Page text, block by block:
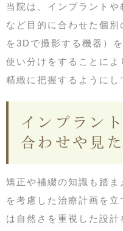
当院は、インプラント
など目的に合わせた個
を3Dで撮影する機器）
使い分けをすることに
精緻に把握するようにし
インプラン
合わせや見
矯正や補綴の知識も踏
を考慮した治療計画を
は自然さを重視した設計